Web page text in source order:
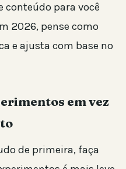
conteúdo para você
2026, pense como
e ajusta com base no
em vez
de primeira, faça